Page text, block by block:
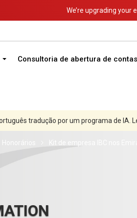
We’re upgrading your
Consultoria de abertura de contas
tradução por um programa de IA.
Honorários Kit de empresa IBC nos